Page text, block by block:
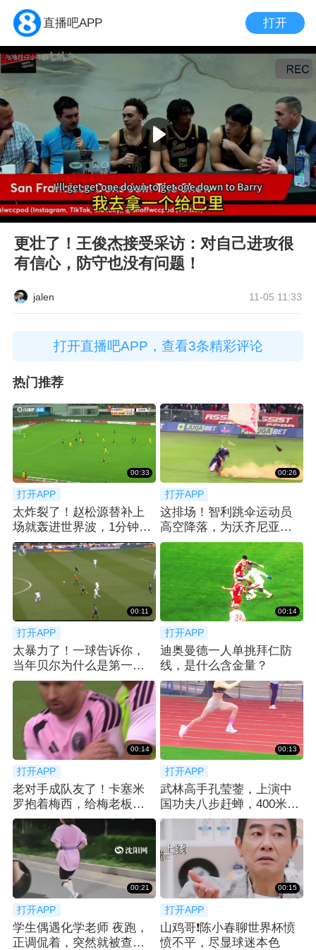
直播吧APP 打开
更壮了！王俊杰接受采访：对自己进攻很
有信心，防守也没有问题！
jalen 11-05 11:33
打开直播吧APP，查看3条精彩评论
热门推荐
00:33
打开APP
太炸裂了！赵松源替补上
场就轰进世界波，1分钟2
球反超太猛了
00:26
打开APP
这排场！智利跳伞运动员
高空降落，为沃齐尼亚送
上科洛科洛球衣
00:11
打开APP
太暴力了！一球告诉你，
当年贝尔为什么是第一个
亿元先生！
00:14
打开APP
迪奥曼德一人单挑拜仁防
线，是什么含金量？
00:14
打开APP
老对手成队友了！卡塞米
罗抱着梅西，给梅老板整
笑了😂
00:13
打开APP
武林高手孔莹蓥，上演中
国功夫八步赶蝉，400米栏
拿下冠军！
00:21
打开APP
学生偶遇化学老师 夜跑，
正调侃着，突然就被查功
00:15
打开APP
山鸡哥❗️陈小春聊世界杯愤
愤不平，尽显球迷本色